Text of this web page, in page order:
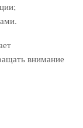
внимание